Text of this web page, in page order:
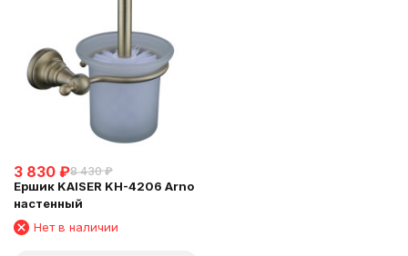
3 830 ₽8 430 ₽
Ершик KAISER KH-4206 Arno
настенный
Нет в наличии